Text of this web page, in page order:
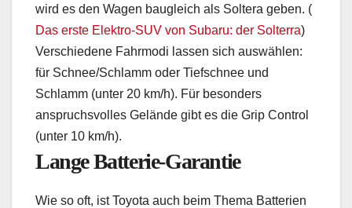
wird es den Wagen baugleich als Soltera geben. (
Das erste Elektro-SUV von Subaru: der Solterra)
Verschiedene Fahrmodi lassen sich auswählen:
für Schnee/Schlamm oder Tiefschnee und
Schlamm (unter 20 km/h). Für besonders
anspruchsvolles Gelände gibt es die Grip Control
(unter 10 km/h).
Lange Batterie-Garantie
Wie so oft, ist Toyota auch beim Thema Batterien